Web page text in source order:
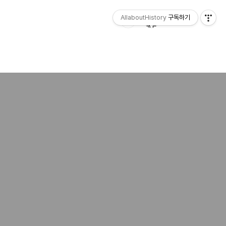
AllaboutHistory 구독하기